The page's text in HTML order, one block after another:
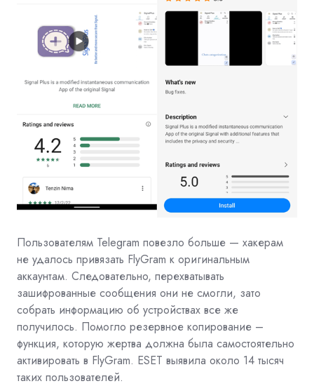
Пользователям Telegram повезло больше — хакерам
не удалось привязать FlyGram к оригинальным
аккаунтам. Следовательно, перехватывать
зашифрованные сообщения они не смогли, зато
собрать информацию об устройствах все же
получилось. Помогло резервное копирование –
функция, которую жертва должна была самостоятельно
активировать в FlyGram. ESET выявила около 14 тысяч
таких пользователей.